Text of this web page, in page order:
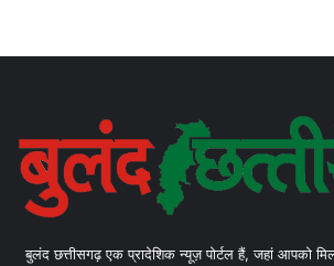
बुलंद छत्तीसगढ़ एक प्रादेशिक न्यूज़ पोर्टल हैं, जहां आपको